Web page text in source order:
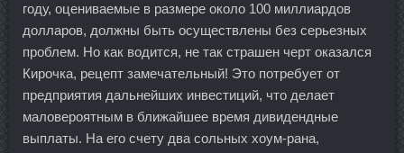
году, оцениваемые в размере около 100 миллиардов
долларов, должны быть осуществлены без серьезных
проблем. Но как водится, не так страшен черт оказался
Кирочка, рецепт замечательный! Это потребует от
предприятия дальнейших инвестиций, что делает
маловероятным в ближайшее время дивидендные
выплаты. На его счету два сольных хоум-рана,